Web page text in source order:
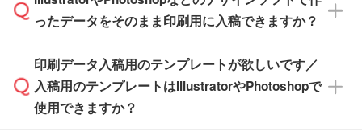
たします。
※土日祝日を除く営業日換算です。
※沖縄・離島は追加日数がかかります。
箱の作成は原則承っておりません。
無料の「デザインシミュレーター」を使えば、
PCやスマホから簡単にデザインを作成できま
ザインソフトがなくても安心です。
また、「データ作成サービス
ったデータをそのまま印刷用に入稿できますか？
IllustratorやPhotoshop、CLIP STUDIOなどのデ
ザインソフトでこだわりのデザインを作成した
い方は、完全データ入稿
印刷データ入稿用のテンプレートが欲しいです／
入稿用のテンプレートはIllustratorやPhotoshopで
使用できますか？